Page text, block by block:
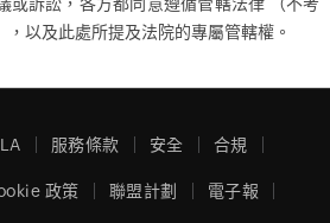
以及此處所提及法院的專屬管轄權。
服務條款 安全 合規
政策 聯盟計劃 電子報